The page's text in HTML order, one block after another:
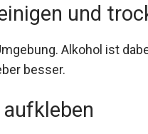
und
Alkohol ist
besser.